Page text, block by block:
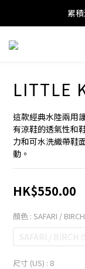
累
LITTLE
這款經典水陸兩用
有涼鞋的透氣性和
力和可水洗織帶鞋
動。
HK$550.00
顏色 : SAFARI /
SAFARI / BIRCH
尺寸 (US) : 8